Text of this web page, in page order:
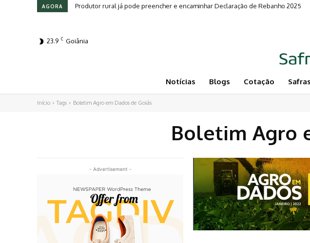
AGORA Produtor rural já pode preencher e encaminhar Declaração de Rebanho 2025
23.9 C Goiânia
Notícias Blogs Cotação
Início Tags Boletim Agro em Dados de Goiás
Boletim Agro
- Advertisement -